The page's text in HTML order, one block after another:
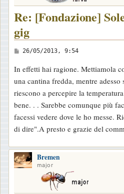
Re: [Fondazione]
gig
M
s
s
a
g
g
i
o
26/05/2013, 9:54
In effetti hai ragione. Mettiamola
una cantina fredda, mentre
riescono a percepire la
bene. . . Sarebbe comunque più
facessi vedere dove le ho messe.
di dire".A presto e grazie del
Bremen
major